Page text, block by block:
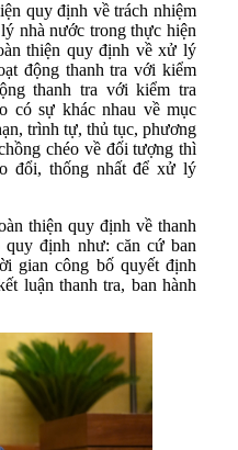
quy định về trách nhiệm
nhà nước trong thực hiện
thiện quy định về xử lý
động thanh tra với kiểm
thanh tra với kiểm tra
có sự khác nhau về mục
trình tự, thủ tục, phương
chéo về đối tượng thì
đổi, thống nhất để xử lý
thiện quy định về thanh
định như: căn cứ ban
gian công bố quyết định
luận thanh tra, ban hành